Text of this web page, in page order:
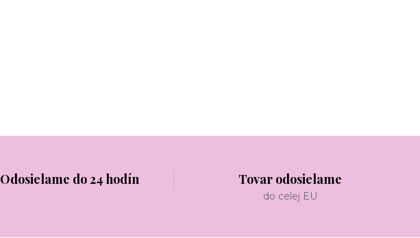
Odosielame do 24 hodín Tovar odosielame
do celej EU